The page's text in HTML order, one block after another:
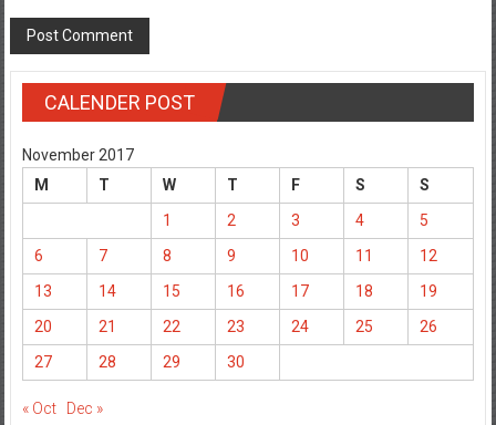
CALENDER POST
November 2017
M
T W T F S
S
1
2 3 4
5
6
7 8 9 10 11
12
13
14 15 16 17 18
19
20
21 22 23 24 25
26
27
28 29 30
« Oct Dec »